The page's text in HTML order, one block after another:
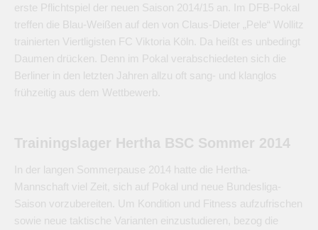
erste Pflichtspiel der neuen Saison 2014/15 an. Im DFB-Pokal
treffen die Blau-Weißen auf den von Claus-Dieter „Pele“ Wollitz
trainierten Viertligisten FC Viktoria Köln. Da heißt es unbedingt
Daumen drücken. Denn im Pokal verabschiedeten sich die
Berliner in den letzten Jahren allzu oft sang- und klanglos
frühzeitig aus dem Wettbewerb.
Trainingslager Hertha BSC Sommer 2014
In der langen Sommerpause 2014 hatte die Hertha-
Mannschaft viel Zeit, sich auf Pokal und neue Bundesliga-
Saison vorzubereiten. Um Kondition und Fitness aufzufrischen
sowie neue taktische Varianten einzustudieren, bezog die